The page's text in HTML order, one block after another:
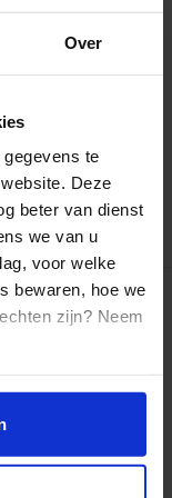
Over
te
Deze
beter van dienst
we van u
voor welke
bewaren, hoe we
zijn? Neem